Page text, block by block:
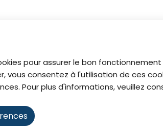
pour assurer le bon
vous consentez à l'utilisation de ces
Pour plus d'informations, veuillez